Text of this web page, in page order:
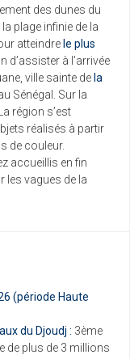
des dunes du
plage infinie de la
atteindre le plus
d’assister à l’arrivée
ville sainte de la
Sénégal. Sur la
. La région s’est
réalisés à partir
de couleur.
accueillis en fin
les vagues de la
(période Haute
du Djoudj : 3ème
de plus de 3 millions